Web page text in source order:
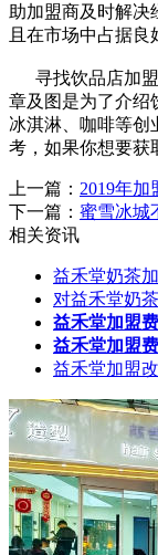
助加盟商及时解决
且在市场中占据良
寻找饮品店加盟
章及图是为了介绍
冰淇淋、咖啡等创
考，如果你想要获
上一篇： 2019年
下一篇： 蜜雪冰城
相关资讯
益禾堂奶茶
对益禾堂奶
益禾堂加盟
益禾堂加盟
益禾堂加盟